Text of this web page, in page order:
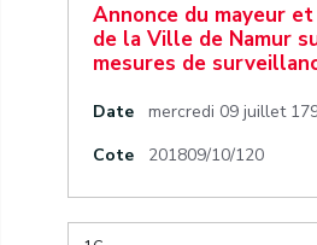
Annonce du mayeur
de la Ville de Namur
mesures de
Date
mercredi 09 juillet
Cote
201809/10/120